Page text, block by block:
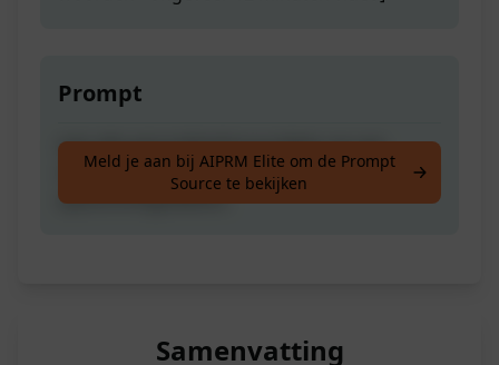
Prompt
Lijst alle gezondheidsvoordelen op van
video-/audio-transcripties, gepresenteerd in
opsommingstekens.
Meld je aan bij AIPRM Elite om de Prompt
Source te bekijken
Samenvatting